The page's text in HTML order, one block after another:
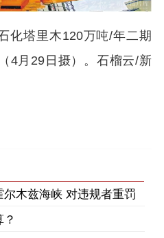
化塔里木120万吨/年二期
4月29日摄）。石榴云/新
木兹海峡 对违规者重罚